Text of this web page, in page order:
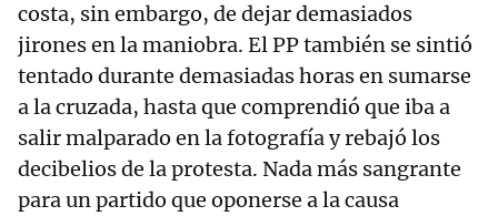
costa, sin embargo, de dejar demasiados
jirones en la maniobra. El PP también se sintió
tentado durante demasiadas horas en sumarse
a la cruzada, hasta que comprendió que iba a
salir malparado en la fotografía y rebajó los
decibelios de la protesta. Nada más sangrante
para un partido que oponerse a la causa